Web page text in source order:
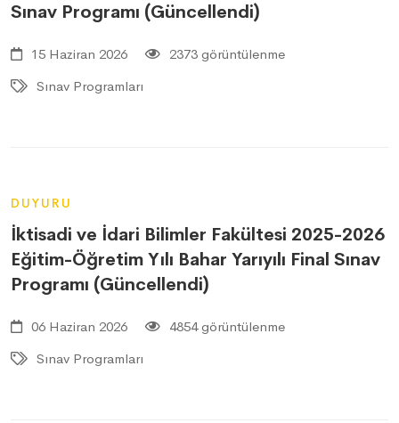
Sınav Programı (Güncellendi)
15 Haziran 2026
2373 görüntülenme
Sınav Programları
DUYURU
İktisadi ve İdari Bilimler Fakültesi 2025-2026
Eğitim-Öğretim Yılı Bahar Yarıyılı Final Sınav
Programı (Güncellendi)
06 Haziran 2026
4854 görüntülenme
Sınav Programları